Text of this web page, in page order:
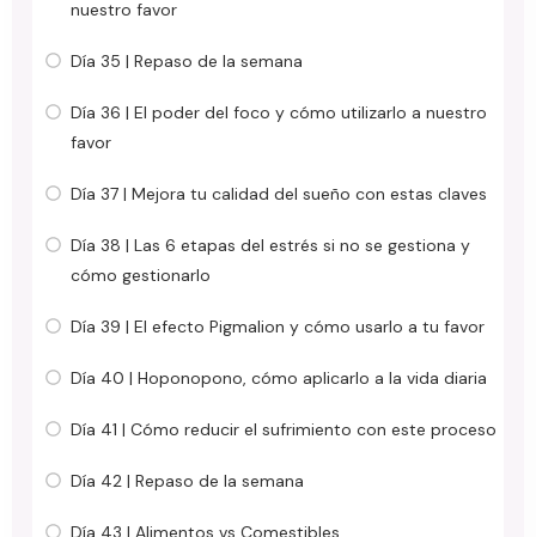
nuestro favor
Día 35 | Repaso de la semana
Día 36 | El poder del foco y cómo utilizarlo a nuestro
favor
Día 37 | Mejora tu calidad del sueño con estas claves
Día 38 | Las 6 etapas del estrés si no se gestiona y
cómo gestionarlo
Día 39 | El efecto Pigmalion y cómo usarlo a tu favor
Día 40 | Hoponopono, cómo aplicarlo a la vida diaria
Día 41 | Cómo reducir el sufrimiento con este proceso
Día 42 | Repaso de la semana
Día 43 | Alimentos vs Comestibles